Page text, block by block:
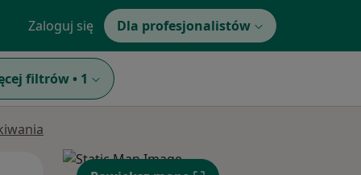
Zaloguj się Dla profesjonalistów
filtrów • 1